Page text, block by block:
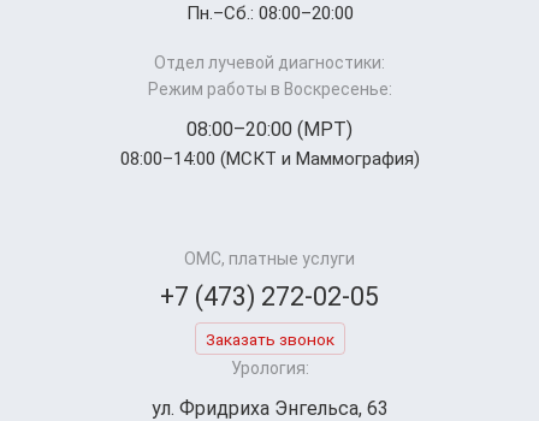
Пн.–Cб.: 08:00–20:00
Отдел лучевой диагностики:
Режим работы в Воскресенье:
08:00–20:00 (МРТ)
08:00–14:00 (МСКТ и Маммография)
ОМС, платные услуги
+7 (473) 272-02-05
Заказать звонок
Урология:
ул. Фридриха Энгельса, 63